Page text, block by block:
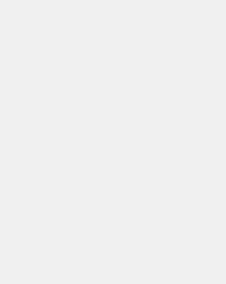
statistik eller
olika källor
om geografisk
på information
IAB: